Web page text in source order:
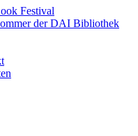
Festival
der DAI Bibliothek